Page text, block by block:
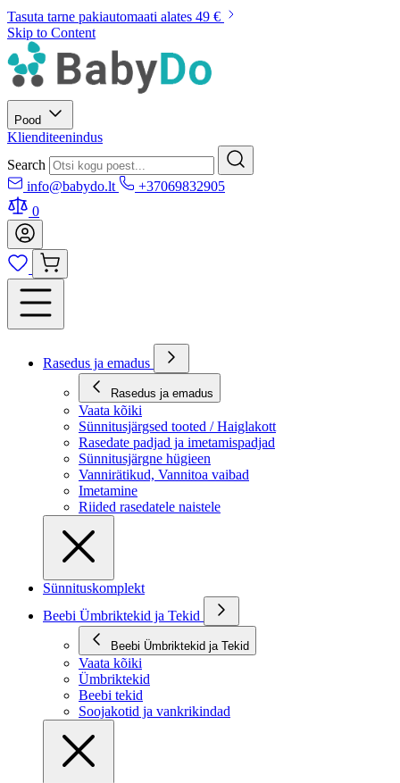
Tasuta tarne pakiautomaati alates 49 €
Skip to Content
Pood
Klienditeenindus
Search
info@babydo.lt
+37069832905
0
Rasedus ja emadus
Rasedus ja emadus
Vaata kõiki
Sünnitusjärgsed tooted / Haiglakott
Rasedate padjad ja imetamispadjad
Sünnitusjärgne hügieen
Vannirätikud, Vannitoa vaibad
Imetamine
Riided rasedatele naistele
Sünnituskomplekt
Beebi Ümbriktekid ja Tekid
Beebi Ümbriktekid ja Tekid
Vaata kõiki
Ümbriktekid
Beebi tekid
Soojakotid ja vankrikindad